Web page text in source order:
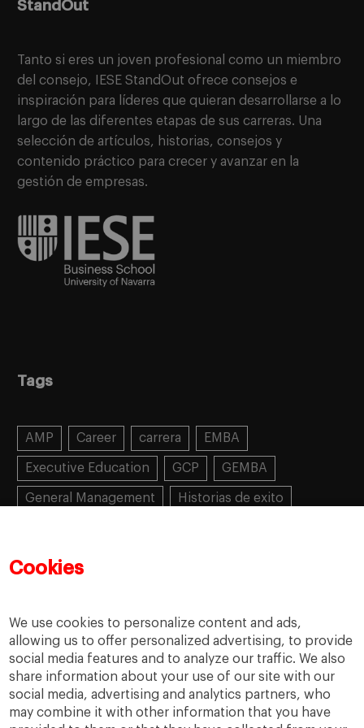
Cookies
We use cookies to personalize content and ads,
allowing us to offer personalized advertising, to provide
social media features and to analyze our traffic. We also
share information about your use of our site with our
social media, advertising and analytics partners, who
may combine it with other information that you have
StandOut
Tanto si eres un joven profesional como un miembro
del consejo, IESE StandOut ofrece consejos e
inspiración para líderes que quieran desarrollarse a lo
largo de las diferentes etapas de sus carreras. Una
selección de artículos, historias, consejos y
contenido práctico para crecer y avanzar en la
gestión de empresas.
Tags
AMP Career carrera EMBA
Executive Education GCP GEMBA
General Management Historias de exito
Mujeres emprendedoras
Success stories Women in business